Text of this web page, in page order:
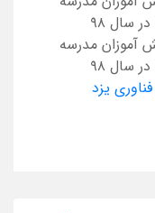
یزد